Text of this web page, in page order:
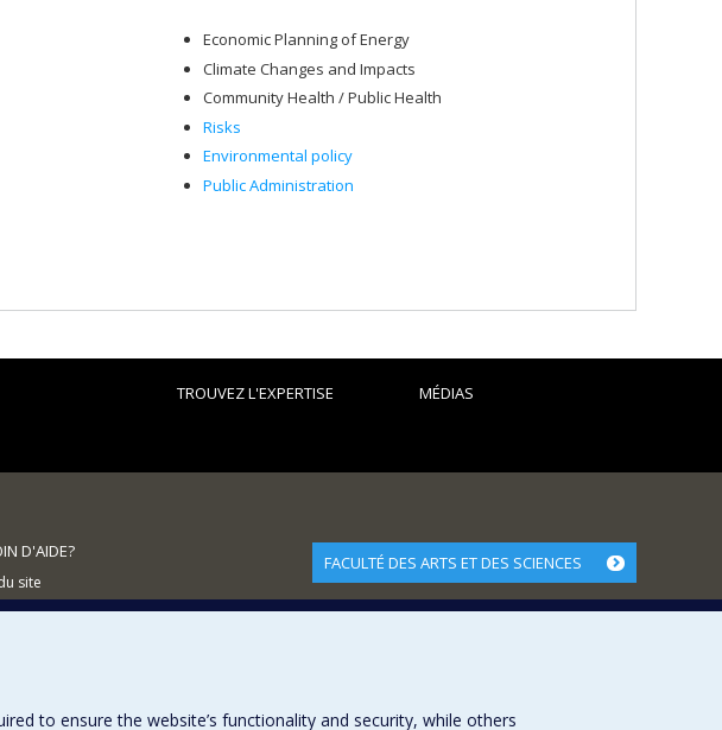
Economic Planning of Energy
Climate Changes and Impacts
Community Health / Public Health
Risks
Environmental policy
Public Administration
TROUVEZ L'EXPERTISE MÉDIAS
D'AIDE?
site
une erreur
FACULTÉ DES ARTS ET DES SCIENCES
Nos départements et écoles
to ensure the website’s functionality and security, while others